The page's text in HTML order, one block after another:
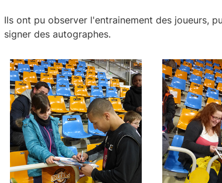
Ils ont pu observer l'entrainement des joueurs,
signer des autographes.